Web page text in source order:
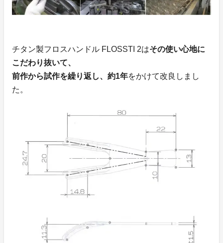
チタン製フロスハンドル FLOSSTI 2はその使い心地に
こだわり抜いて、
前作から試作を繰り返し、約1年をかけて改良しまし
た。